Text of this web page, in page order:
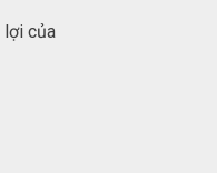
lợi của